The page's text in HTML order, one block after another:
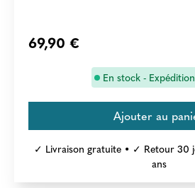
69,90 €
En stock -
✓ Livraison gratuite • ✓ Retour 30
ans